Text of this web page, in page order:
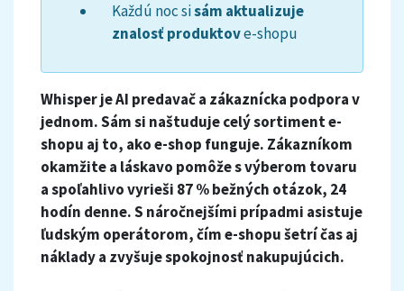
Každú noc sisám aktualizuje
znalosť produktove-shopu
Whisper je AI predavač a zákaznícka podpora v
jednom. Sám si naštuduje celý sortiment e-
shopu aj to, ako e-shop funguje. Zákazníkom
okamžite a láskavo pomôže s výberom tovaru
a spoľahlivo vyrieši 87 % bežných otázok, 24
hodín denne. S náročnejšími prípadmi asistuje
ľudským operátorom, čím e-shopu šetrí čas aj
náklady a zvyšuje spokojnosť nakupujúcich.